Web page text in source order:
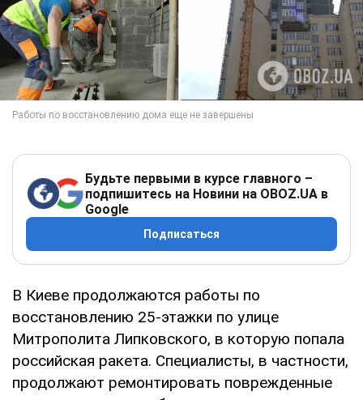
Будьте первыми в курсе главного –
подпишитесь на Новини на OBOZ.UA в
Google
Подписаться
В Киеве продолжаются работы по
восстановлению 25-этажки по улице
Митрополита Липковского, в которую попала
российская ракета. Специалисты, в частности,
продолжают ремонтировать поврежденные